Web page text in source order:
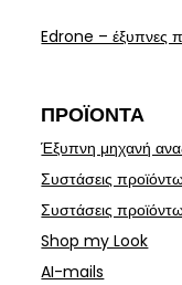
Edrone – έξυπνες
ΠΡΟΪΌΝΤΑ
Έξυπνη μηχανή
Συστάσεις
Συστάσεις
Shop my Look
AI-mails